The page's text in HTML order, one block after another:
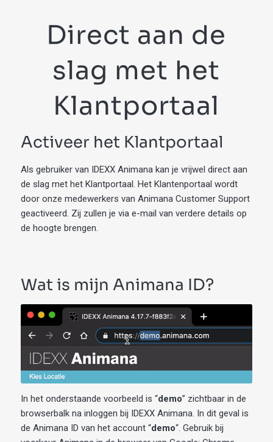
Direct aan de
slag met het
Klantportaal
Activeer het Klantportaal
Als gebruiker van IDEXX Animana kan je vrijwel direct aan
de slag met het Klantportaal. Het Klantenportaal wordt
door onze medewerkers van Animana Customer Support
geactiveerd. Zij zullen je via e-mail van verdere details op
de hoogte brengen.
Wat is mijn Animana ID?
In het onderstaande voorbeeld is “demo” zichtbaar in de
browserbalk na inloggen bij IDEXX Animana. In dit geval is
de Animana ID van het account “demo“. Gebruik bij